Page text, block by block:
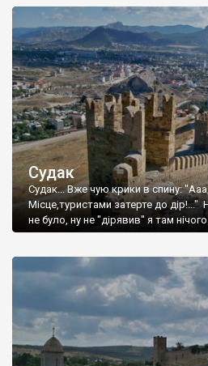
Судак
Судак... Вже чую крики в спину:
Місце,туристами затерте до
не було, ну не "дірявив" я там